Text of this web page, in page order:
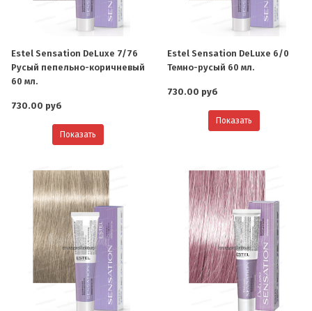
Estel Sensation DeLuxe 7/76
Русый пепельно-коричневый
60 мл.
730.00 руб
Показать
Estel Sensation DeLuxe 6/0
Темно-русый 60 мл.
730.00 руб
Показать